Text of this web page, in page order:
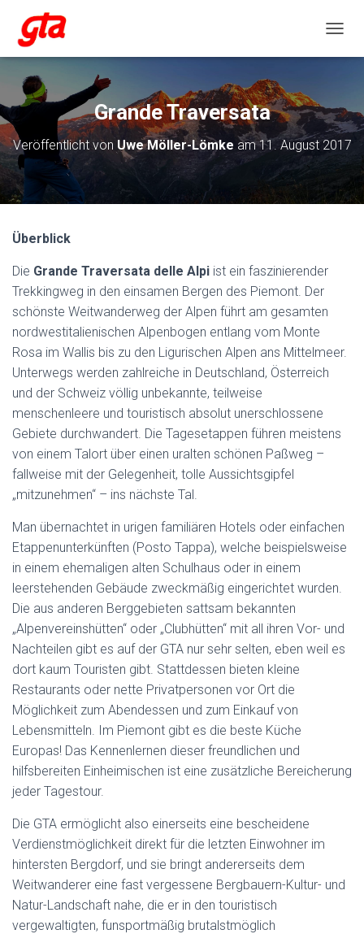
Grande Traversata
Veröffentlicht von Uwe Möller-Lömke am11. August 2017
Überblick
Die Grande Traversata delle Alpi ist ein faszinierender
Trekkingweg in den einsamen Bergen des Piemont. Der
schönste Weitwanderweg der Alpen führt am gesamten
nordwestitalienischen Alpenbogen entlang vom Monte
Rosa im Wallis bis zu den Ligurischen Alpen ans Mittelmeer.
Unterwegs werden zahlreiche in Deutschland, Österreich
und der Schweiz völlig unbekannte, teilweise
menschenleere und touristisch absolut unerschlossene
Gebiete durchwandert. Die Tagesetappen führen meistens
von einem Talort über einen uralten schönen Paßweg –
fallweise mit der Gelegenheit, tolle Aussichtsgipfel
„mitzunehmen“ – ins nächste Tal.
Man übernachtet in urigen familiären Hotels oder einfachen
Etappenunterkünften (Posto Tappa), welche beispielsweise
in einem ehemaligen alten Schulhaus oder in einem
leerstehenden Gebäude zweckmäßig eingerichtet wurden.
Die aus anderen Berggebieten sattsam bekannten
„Alpenvereinshütten“ oder „Clubhütten“ mit all ihren Vor- und
Nachteilen gibt es auf der GTA nur sehr selten, eben weil es
dort kaum Touristen gibt. Stattdessen bieten kleine
Restaurants oder nette Privatpersonen vor Ort die
Möglichkeit zum Abendessen und zum Einkauf von
Lebensmitteln. Im Piemont gibt es die beste Küche
Europas! Das Kennenlernen dieser freundlichen und
hilfsbereiten Einheimischen ist eine zusätzliche Bereicherung
jeder Tagestour.
Die GTA ermöglicht also einerseits eine bescheidene
Verdienstmöglichkeit direkt für die letzten Einwohner im
hintersten Bergdorf, und sie bringt andererseits dem
Weitwanderer eine fast vergessene Bergbauern-Kultur- und
Natur-Landschaft nahe, die er in den touristisch
vergewaltigten, funsportmäßig brutalstmöglich